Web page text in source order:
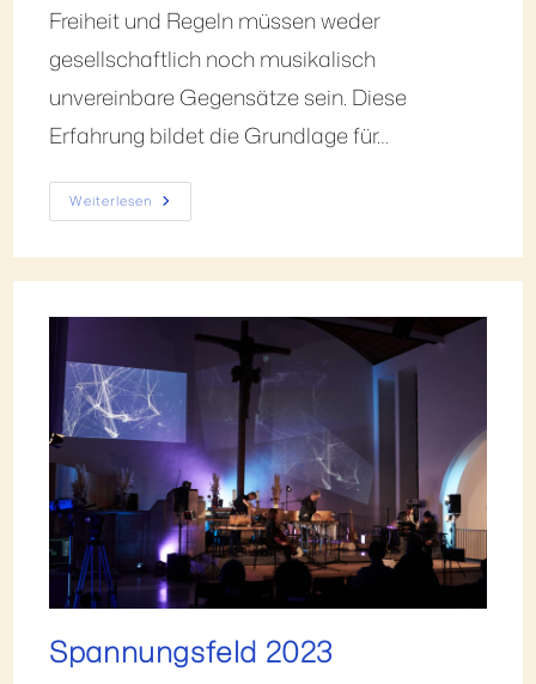
Freiheit und Regeln müssen weder
gesellschaftlich noch musikalisch
unvereinbare Gegensätze sein. Diese
Erfahrung bildet die Grundlage für…
Weiterlesen
Spannungsfeld 2023